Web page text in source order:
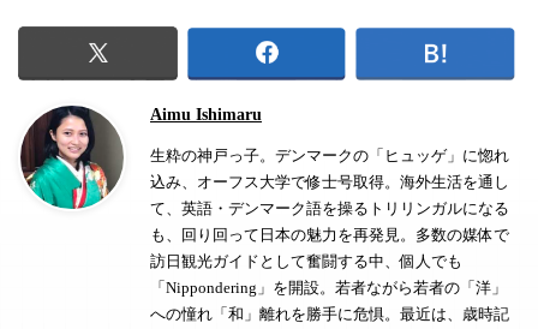
Aimu Ishimaru
生粋の神戸っ子。デンマークの「ヒュッゲ」に惚れ
込み、オーフス大学で修士号取得。海外生活を通し
て、英語・デンマーク語を操るトリリンガルになる
も、回り回って日本の魅力を再発見。多数の媒体で
訪日観光ガイドとして奮闘する中、個人でも
「Nippondering」を開設。若者ながら若者の「洋」
への憧れ「和」離れを勝手に危惧。最近は、歳時記